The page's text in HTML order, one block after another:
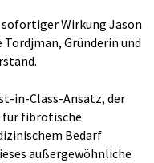
Wirkung Jason
Tordjman, Gründerin und
in-Class-Ansatz, der
für fibrotische
Bedarf
außergewöhnliche